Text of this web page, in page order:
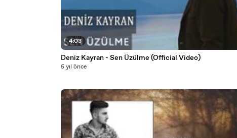
4:03
Deniz Kayran - Sen Üzülme (Official Video)
5 yıl önce